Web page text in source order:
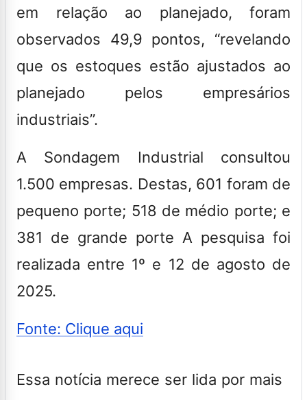
em relação ao planejado, foram
observados 49,9 pontos, “revelando
que os estoques estão ajustados ao
planejado pelos empresários
industriais”.
A Sondagem Industrial consultou
1.500 empresas. Destas, 601 foram de
pequeno porte; 518 de médio porte; e
381 de grande porte A pesquisa foi
realizada entre 1º e 12 de agosto de
2025.
Fonte: Clique aqui
Essa notícia merece ser lida por mais